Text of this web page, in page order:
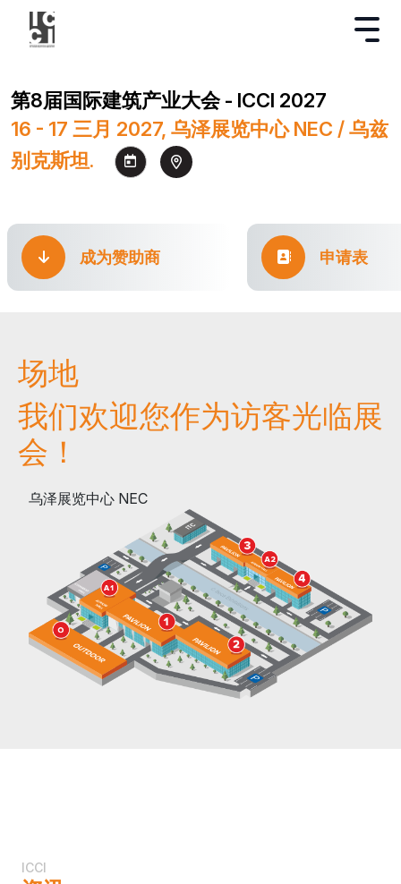
第8届国际建筑产业大会 - ICCI 2027
16 - 17 三月 2027, 乌泽展览中心 NEC / 乌兹
别克斯坦.
成为赞助商 申请表
场地
我们欢迎您作为访客光临展
会！
乌泽展览中心 NEC
ICCI